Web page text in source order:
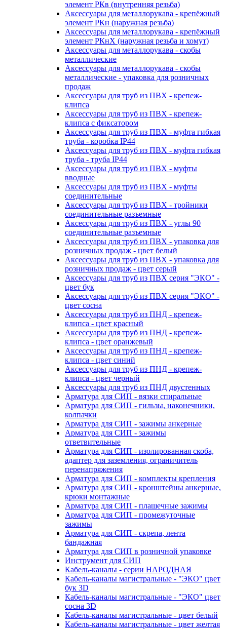
элемент РКв (внутренняя резьба)
Аксессуары для металлорукава - крепёжный
элемент РКн (наружная резьба)
Аксессуары для металлорукава - крепёжный
элемент РКнХ (наружная резьба и хомут)
Аксессуары для металлорукава - скобы
металлические
Аксессуары для металлорукава - скобы
металлические - упаковка для розничных
продаж
Аксессуары для труб из ПВХ - крепеж-
клипса
Аксессуары для труб из ПВХ - крепеж-
клипса с фиксатором
Аксессуары для труб из ПВХ - муфта гибкая
труба - коробка IP44
Аксессуары для труб из ПВХ - муфта гибкая
труба - труба IP44
Аксессуары для труб из ПВХ - муфты
вводные
Аксессуары для труб из ПВХ - муфты
соединительные
Аксессуары для труб из ПВХ - тройники
соединительные разъемные
Аксессуары для труб из ПВХ - углы 90
соединительные разъемные
Аксессуары для труб из ПВХ - упаковка для
розничных продаж - цвет белый
Аксессуары для труб из ПВХ - упаковка для
розничных продаж - цвет серый
Аксессуары для труб из ПВХ серия "ЭКО" -
цвет бук
Аксессуары для труб из ПВХ серия "ЭКО" -
цвет сосна
Аксессуары для труб из ПНД - крепеж-
клипса - цвет красный
Аксессуары для труб из ПНД - крепеж-
клипса - цвет оранжевый
Аксессуары для труб из ПНД - крепеж-
клипса - цвет синий
Аксессуары для труб из ПНД - крепеж-
клипса - цвет черный
Аксессуары для труб из ПНД двустенных
Арматура для СИП - вязки спиральные
Арматура для СИП - гильзы, наконечники,
колпачки
Арматура для СИП - зажимы анкерные
Арматура для СИП - зажимы
ответвительные
Арматура для СИП - изолированная скоба,
адаптер для заземления, ограничитель
перенапряжения
Арматура для СИП - комплекты крепления
Арматура для СИП - кронштейны анкерные,
крюки монтажные
Арматура для СИП - плашечные зажимы
Арматура для СИП - промежуточные
зажимы
Арматура для СИП - скрепа, лента
бандажная
Арматура для СИП в розничной упаковке
Инструмент для СИП
Кабель-каналы - серии НАРОДНАЯ
Кабель-каналы магистральные - "ЭКО" цвет
бук 3D
Кабель-каналы магистральные - "ЭКО" цвет
сосна 3D
Кабель-каналы магистральные - цвет белый
Кабель-каналы магистральные - цвет желтая